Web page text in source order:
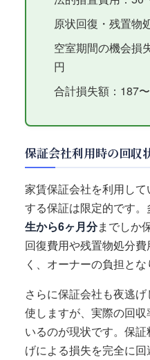
原状回復・残置物
空室期間の機会損
円
合計損失額：187
保証会社利用時の回収
家賃保証会社を利用し
する保証は限定的です
生から6ヶ月分までしか
回復費用や残置物処分
く、オーナーの負担とな
さらに保証会社も夜逃
使しますが、実際の回収
いるのが現状です。保
げによる損失を完全に